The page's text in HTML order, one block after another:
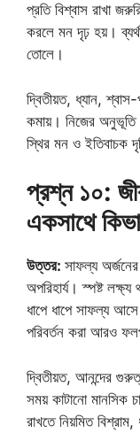
প্রতি বিশ্বাস রাখা
করলে মন দৃঢ় হয়।
তোলে।
দ্বিতীয়ত, ধ্যান, শ্বাস-
কমায়। নিজের অনুভূতি
স্থির মন ও ইতিবাচক
প্রশ্ন ১০:
একসাথে
উত্তর: সাফল্য
অপরিহার্য। স্পষ্ট
ধাপে ধাপে সাফল্য
পরিবর্তন করা আরও
দ্বিতীয়ত, আনন্দের
সময় কাটানো মানসিক
রাখতে নিয়মিত বিশ্রাম,